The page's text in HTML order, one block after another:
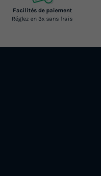
Facilités de paiement
Réglez en 3x sans frais